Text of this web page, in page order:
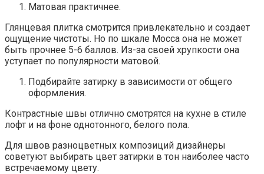
Матовая практичнее.
Глянцевая плитка смотрится привлекательно и создает
ощущение чистоты. Но по шкале Мосса она не может
быть прочнее 5-6 баллов. Из-за своей хрупкости она
уступает по популярности матовой.
Подбирайте затирку в зависимости от общего
оформления.
Контрастные швы отлично смотрятся на кухне в стиле
лофт и на фоне однотонного, белого пола.
Для швов разноцветных композиций дизайнеры
советуют выбирать цвет затирки в тон наиболее часто
встречаемому цвету.